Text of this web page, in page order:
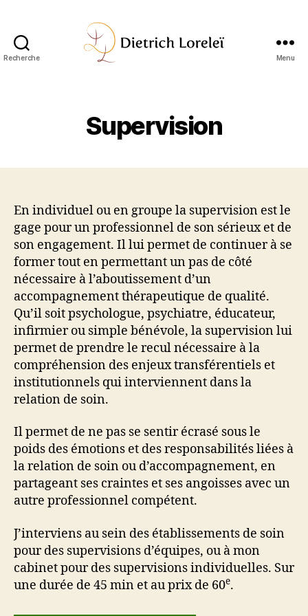
Recherche
Psychologue
Aix-
Menu
Supervision
En individuel ou en groupe la supervision est le
gage pour un professionnel de son sérieux et de
son engagement. Il lui permet de continuer à se
former tout en permettant un pas de côté
nécessaire à l’aboutissement d’un
accompagnement thérapeutique de qualité.
Qu’il soit psychologue, psychiatre, éducateur,
infirmier ou simple bénévole, la supervision lui
permet de prendre le recul nécessaire à la
compréhension des enjeux transférentiels et
institutionnels qui interviennent dans la
relation de soin.
Il permet de ne pas se sentir écrasé sous le
poids des émotions et des responsabilités liées à
la relation de soin ou d’accompagnement, en
partageant ses craintes et ses angoisses avec un
autre professionnel compétent.
J’interviens au sein des établissements de soin
pour des supervisions d’équipes, ou à mon
cabinet pour des supervisions individuelles. Sur
une durée de 45 min et au prix de 60e.